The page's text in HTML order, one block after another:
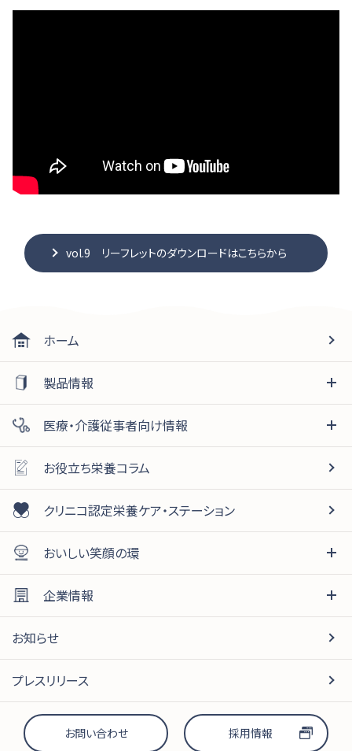
vol.9 リーフレットのダウンロードはこちらから
ホーム
製品情報
医療・介護従事者向け情報
お役立ち栄養コラム
クリニコ認定栄養ケア・ステーション
おいしい笑顔の環
企業情報
お知らせ
プレスリリース
お問い合わせ 採用情報